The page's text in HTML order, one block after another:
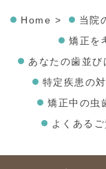
Home > 当院
矯正を
あなたの歯並
特定疾患の
矯正中の虫
よくある